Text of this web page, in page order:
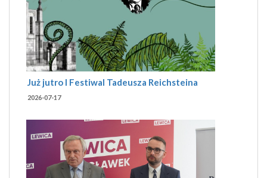
Już jutro I Festiwal Tadeusza Reichsteina
2026-07-17